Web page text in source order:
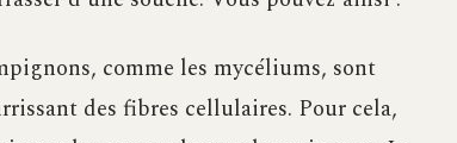
comme les mycéliums, sont
des fibres cellulaires. Pour cela,